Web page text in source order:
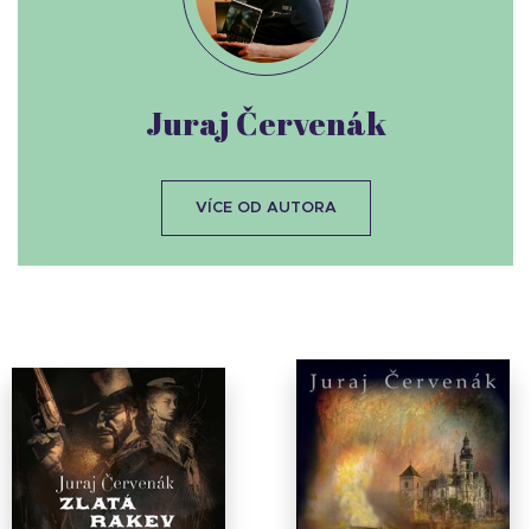
Juraj Červenák
VÍCE OD AUTORA